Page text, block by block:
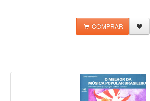
COMPRAR